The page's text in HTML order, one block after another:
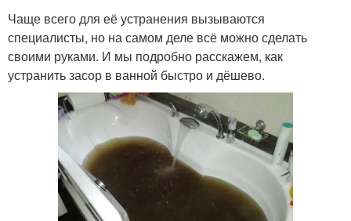
Чаще всего для её устранения вызываются
специалисты, но на самом деле всё можно сделать
своими руками. И мы подробно расскажем, как
устранить засор в ванной быстро и дёшево.